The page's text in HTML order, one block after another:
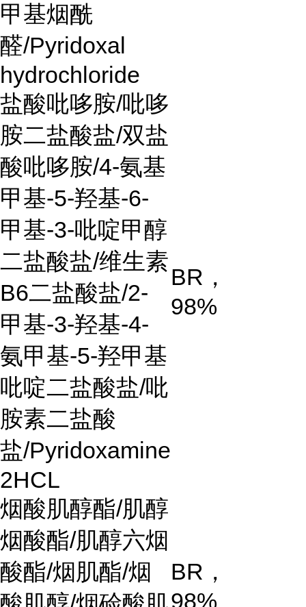
甲基烟酰
醛/Pyridoxal
hydrochloride
盐酸吡哆胺/吡哆
胺二盐酸盐/双盐
酸吡哆胺/4-氨基
甲基-5-羟基-6-
甲基-3-吡啶甲醇
二盐酸盐/维生素
B6二盐酸盐/2-
甲基-3-羟基-4-
氨甲基-5-羟甲基
吡啶二盐酸盐/吡
胺素二盐酸
盐/Pyridoxamine
2HCL
BR ，
98%
烟酸肌醇酯/肌醇
烟酸酯/肌醇六烟
酸酯/烟肌酯/烟
BR ，
98%